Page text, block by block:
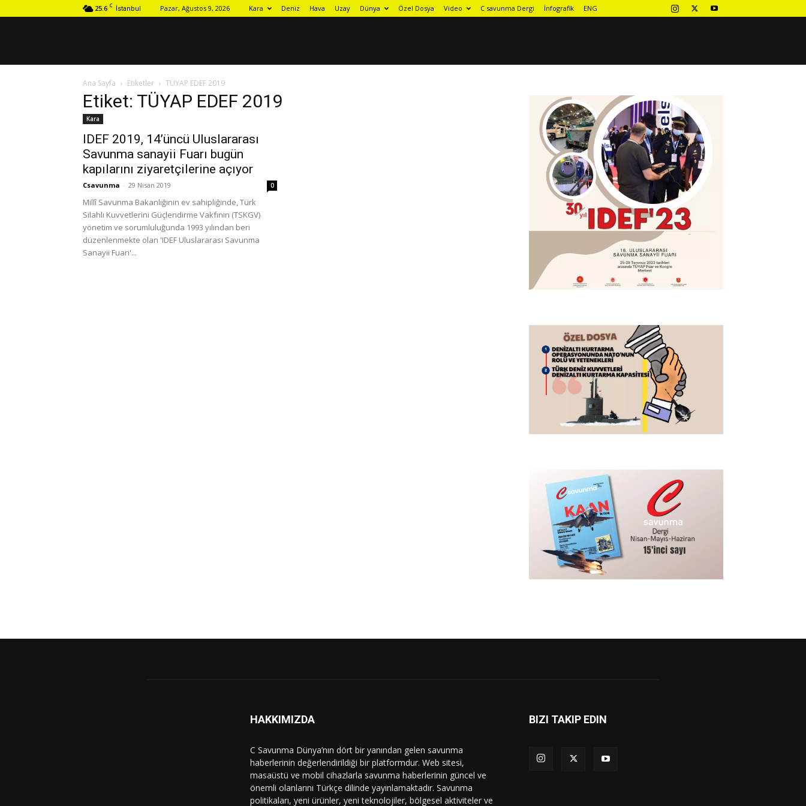
25.6 C İstanbul Pazar, Ağustos 9, 2026 Kara Deniz Hava Uzay Dünya Özel Dosya Video C savunma Dergi İnfografik ENG
Ana Sayfa Etiketler TÜYAP EDEF 2019
Etiket: TÜYAP EDEF 2019
Kara
IDEF 2019, 14’üncü Uluslararası
Savunma sanayii Fuarı bugün
kapılarını ziyaretçilerine açıyor
Csavunma - 29 Nisan 2019 0
Millî Savunma Bakanlığının ev sahipliğinde, Türk
Silahlı Kuvvetlerini Güçlendirme Vakfının (TSKGV)
yönetim ve sorumluluğunda 1993 yılından beri
düzenlenmekte olan 'IDEF Uluslararası Savunma
Sanayii Fuarı'...
HAKKIMIZDA
C Savunma Dünya’nın dört bir yanından gelen savunma
haberlerinin değerlendirildiği bir platformdur. Web sitesi,
masaüstü ve mobil cihazlarla savunma haberlerinin güncel ve
önemli olanlarını Türkçe dilinde yayınlamaktadır. Savunma
politikaları, yeni ürünler, yeni teknolojiler, bölgesel aktiviteler ve
BIZI TAKIP EDIN